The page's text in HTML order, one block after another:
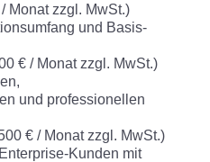
Monat zzgl. MwSt.)
und Basis-
€ / Monat zzgl. MwSt.)
und professionellen
€ / Monat zzgl. MwSt.)
Kunden mit